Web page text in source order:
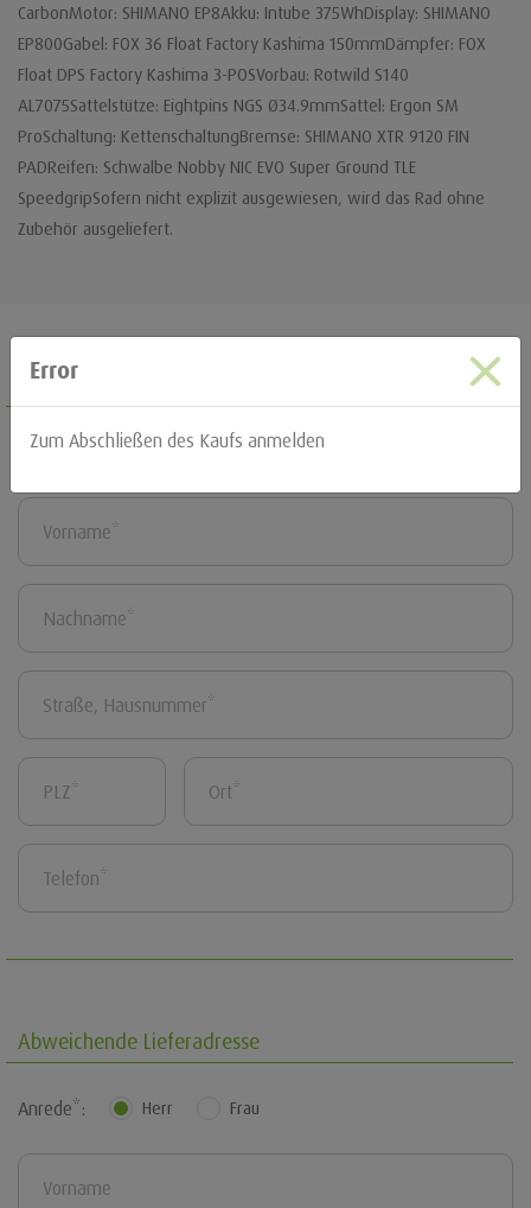
CarbonMotor: SHIMANO EP8Akku: Intube 375WhDisplay: SHIMANO
EP800Gabel: FOX 36 Float Factory Kashima 150mmDämpfer: FOX
Float DPS Factory Kashima 3-POSVorbau: Rotwild S140
AL7075Sattelstütze: Eightpins NGS Ø34.9mmSattel: Ergon SM
ProSchaltung: KettenschaltungBremse: SHIMANO XTR 9120 FIN
PADReifen: Schwalbe Nobby NIC EVO Super Ground TLE
SpeedgripSofern nicht explizit ausgewiesen, wird das Rad ohne
Zubehör ausgeliefert.
Rechnungsadresse eingeben
Anrede*: Herr Frau
Abweichende Lieferadresse
Anrede*: Herr Frau
Error
Zum Abschließen des Kaufs anmelden